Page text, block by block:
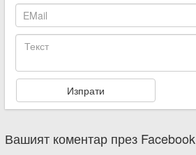
Вашият коментар през Facebook